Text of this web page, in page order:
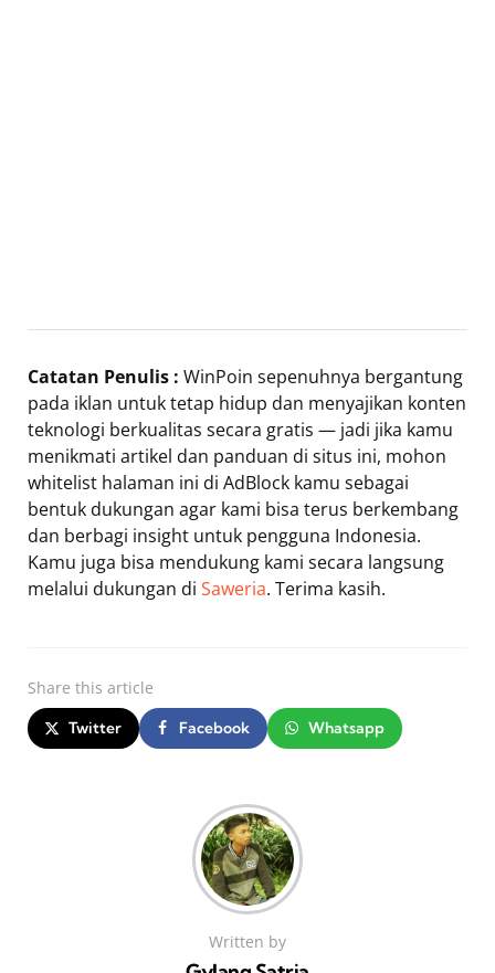
Catatan Penulis : WinPoin sepenuhnya bergantung
pada iklan untuk tetap hidup dan menyajikan konten
teknologi berkualitas secara gratis — jadi jika kamu
menikmati artikel dan panduan di situs ini, mohon
whitelist halaman ini di AdBlock kamu sebagai
bentuk dukungan agar kami bisa terus berkembang
dan berbagi insight untuk pengguna Indonesia.
Kamu juga bisa mendukung kami secara langsung
melalui dukungan di Saweria. Terima kasih.
Share this article
Twitter Facebook Whatsapp
Written by